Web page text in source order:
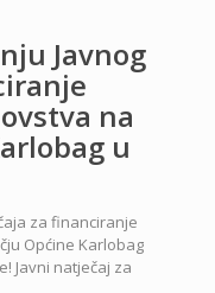
Javnog
na
u
za financiranje
Općine Karlobag
Javni natječaj za